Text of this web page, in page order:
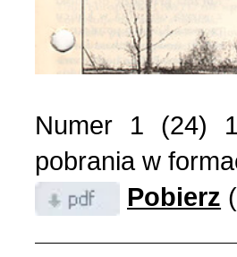
Pomoc
4
2 (141)
Numer 1 (24)
pobrania w
Pobierz